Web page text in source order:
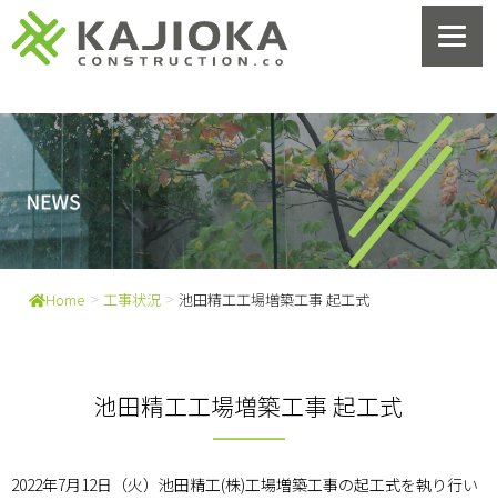
Home > 工事状況 > 池田精工工場増築工事 起工式
池田精工工場増築工事 起工式
2022年7月12日（火）池田精工(株)工場増築工事の起工式を執り行い